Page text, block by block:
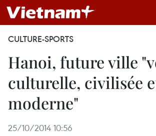
CULTURE-SPORTS
Hanoi, future ville
culturelle, civilisée
moderne"
25/10/2014 10:56